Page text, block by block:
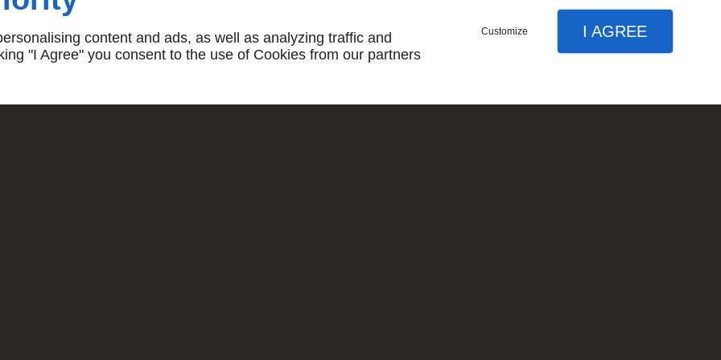
comme Ternus Juanito,
matériau solide et
zinc sont en effet un choix
approprié. En outre, les
content and ads, as well as analyzing traffic and
"I Agree" you consent to the use of Cookies from our partners
Customize I AGREE